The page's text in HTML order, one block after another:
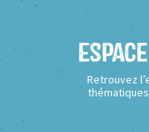
Retrouvez